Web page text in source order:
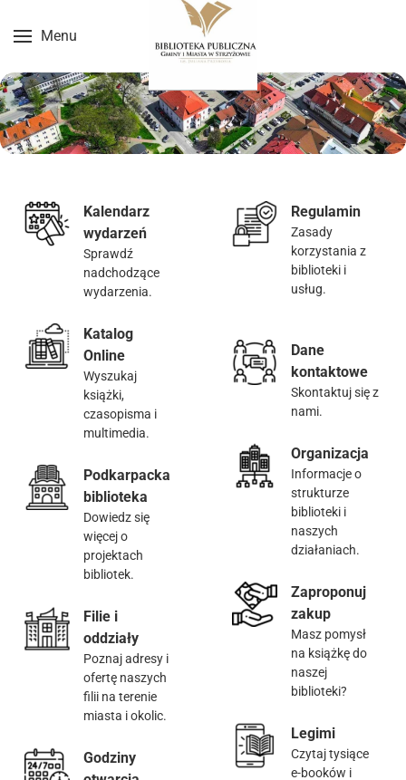
Przejdź do treści głównej
Menu
Kalendarz
wydarzeń
Sprawdź
nadchodzące
wydarzenia.
Katalog
Online
Wyszukaj
książki,
czasopisma i
multimedia.
Podkarpacka
biblioteka
Dowiedz się
więcej o
projektach
bibliotek.
Filie i
oddziały
Poznaj adresy i
ofertę naszych
filii na terenie
miasta i okolic.
Godziny
Regulamin
Zasady
korzystania z
biblioteki i
usług.
Dane
kontaktowe
Skontaktuj się z
nami.
Organizacja
Informacje o
strukturze
biblioteki i
naszych
działaniach.
Zaproponuj
zakup
Masz pomysł
na książkę do
naszej
biblioteki?
Legimi
Czytaj tysiące
e-booków i